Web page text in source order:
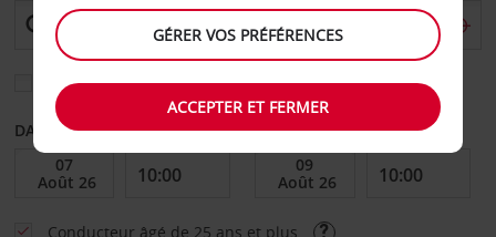
Sélectionnez une autre agence de retour
DATE DE DÉBUT DATE DE FIN
Conducteur âgé de 25 ans et plus
GÉRER VOS PRÉFÉRENCES
ACCEPTER ET FERMER